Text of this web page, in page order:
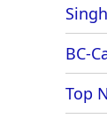
BC-
Top